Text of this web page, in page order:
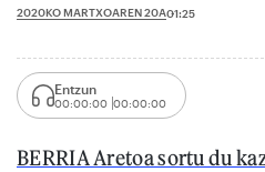
2020KO MARTXOAREN 20A01:25
Entzun
00:00:00 00:00:00
BERRIA Aretoa sortu du